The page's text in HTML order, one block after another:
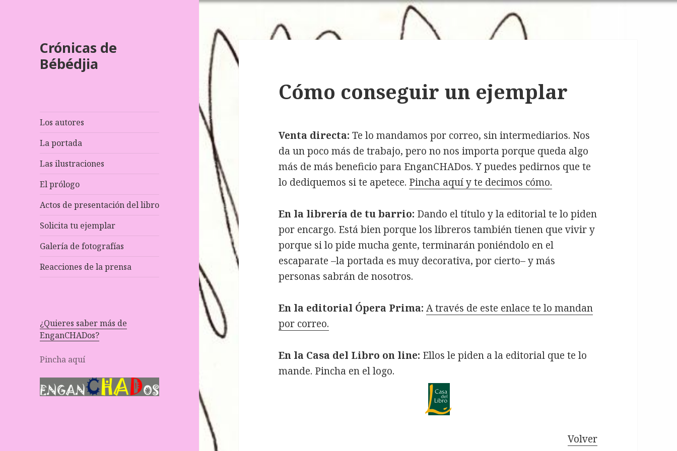
Crónicas de
Bébédjia
Los autores
La portada
Las ilustraciones
El prólogo
Actos de presentación del libro
Solicita tu ejemplar
Galería de fotografías
Reacciones de la prensa
¿Quieres saber más de
EnganCHADos?
Pincha aquí
Cómo conseguir un ejemplar
Venta directa: Te lo mandamos por correo, sin intermediarios. Nos
da un poco más de trabajo, pero no nos importa porque queda algo
más de más beneficio para EnganCHADos. Y puedes pedirnos que te
lo dediquemos si te apetece. Pincha aquí y te decimos cómo.
En la librería de tu barrio: Dando el título y la editorial te lo piden
por encargo. Está bien porque los libreros también tienen que vivir y
porque si lo pide mucha gente, terminarán poniéndolo en el
escaparate –la portada es muy decorativa, por cierto– y más
personas sabrán de nosotros.
En la editorial Ópera Prima: A través de este enlace te lo mandan
por correo.
En la Casa del Libro on line: Ellos le piden a la editorial que te lo
mande. Pincha en el logo.
Volver